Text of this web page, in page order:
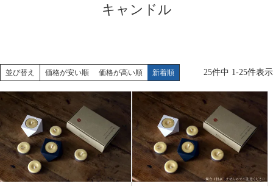
キャンドル
並び替え 価格が安い順 価格が高い順 新着順 25件中 1-25件表示